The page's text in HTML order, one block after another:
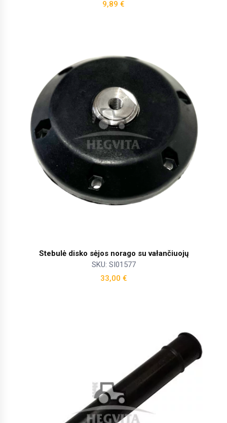
9,89 €
Stebulė disko sėjos norago su vałančiuojų
SKU: SI01577
33,00 €